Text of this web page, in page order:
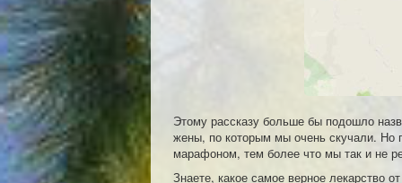
Этому рассказу больше бы подошло
жены, по которым мы очень скучали. Но
марафоном, тем более что мы так и не
Знаете, какое самое верное лекарство